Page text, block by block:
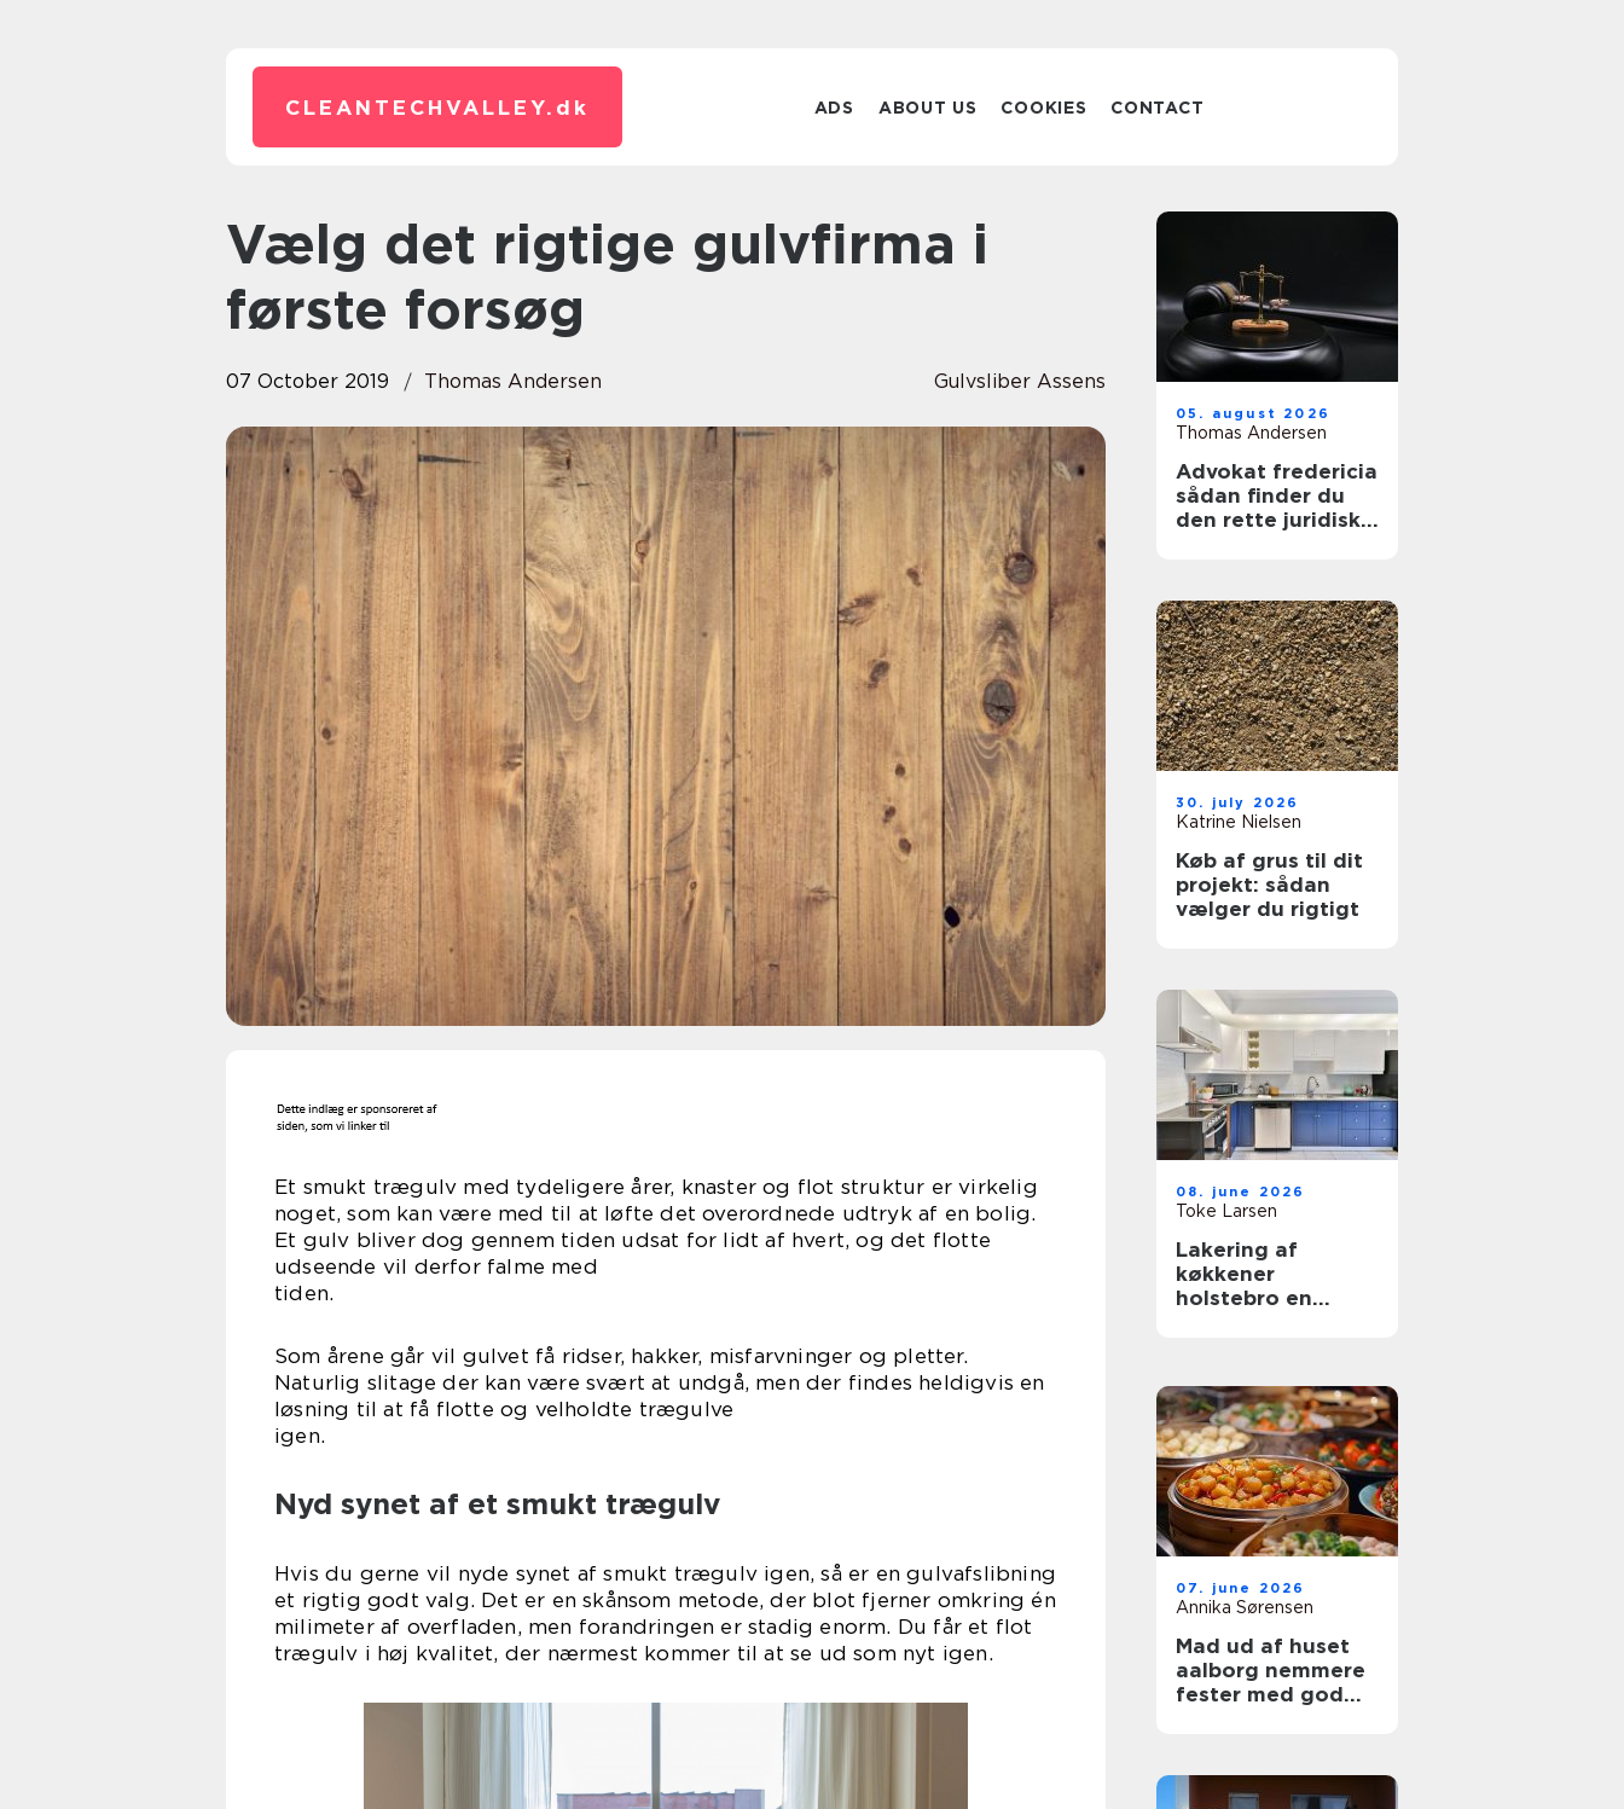
CLEANTECHVALLEY. dk ADS ABOUT US COOKIES CONTACT
Vælg det rigtige gulvfirma i
første forsøg
07 October 2019 Thomas Andersen Gulvsliber Assens
Et smukt trægulv med tydeligere årer, knaster og flot struktur er virkelig
noget, som kan være med til at løfte det overordnede udtryk af en bolig.
Et gulv bliver dog gennem tiden udsat for lidt af hvert, og det flotte
udseende vil derfor falme med
tiden.
Som årene går vil gulvet få ridser, hakker, misfarvninger og pletter.
Naturlig slitage der kan være svært at undgå, men der findes heldigvis en
løsning til at få flotte og velholdte trægulve
igen.
Nyd synet af et smukt trægulv
Hvis du gerne vil nyde synet af smukt trægulv igen, så er en gulvafslibning
et rigtig godt valg. Det er en skånsom metode, der blot fjerner omkring én
milimeter af overfladen, men forandringen er stadig enorm. Du får et flot
trægulv i høj kvalitet, der nærmest kommer til at se ud som nyt igen.
05. august 2026
Thomas Andersen
Advokat fredericia
sådan finder du
den rette juridiske
30. july 2026
Katrine Nielsen
Køb af grus til dit
projekt: sådan
vælger du rigtigt
08. june 2026
Toke Larsen
Lakering af
køkkener
holstebro en
07. june 2026
Annika Sørensen
Mad ud af huset
aalborg nemmere
fester med god